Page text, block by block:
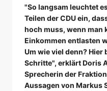
"So langsam leuchtet
Teilen der CDU ein,
hoch muss, wenn man
Einkommen entlasten
Um wie viel denn?
Schritte", erklärt Doris
Sprecherin der
Aussagen von Markus